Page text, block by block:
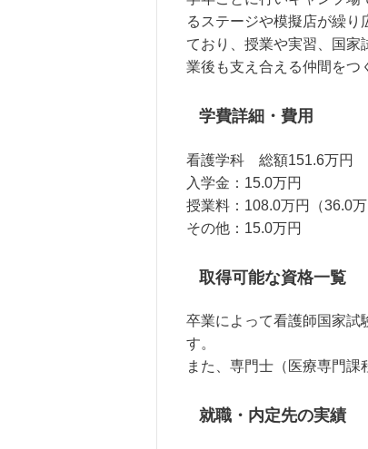
るステージや模擬店が繰
ており、授業や実習、国家
業後も支え合える仲間をつ
学費詳細・費用
看護学科 総額151.6万円
入学金：15.0万円
授業料：108.0万円（36.0万
その他：15.0万円
取得可能な資格一覧
卒業によって看護師国家試
す。
また、専門士（医療専門課
就職・内定先の実績